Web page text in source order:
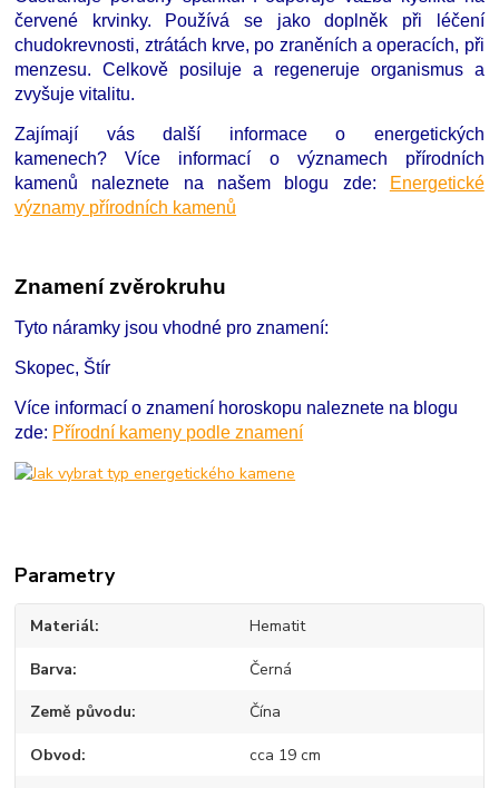
červené krvinky. Používá se jako doplněk při léčení
chudokrevnosti, ztrátách krve, po zraněních a operacích, při
menzesu. Celkově posiluje a regeneruje organismus a
zvyšuje vitalitu.
Zajímají vás další informace o energetických
kamenech?Více informací o významech přírodních
kamenů naleznete na našem blogu zde:
Energetické
významy přírodních kamenů
Znamení zvěrokruhu
Tyto náramky jsou vhodné pro znamení:
Skopec, Štír
Více informací o znamení horoskopu naleznete na blogu
zde: Přírodní kameny podle znamení
Parametry
Materiál Hematit
Barva Černá
Země původu Čína
Obvod cca 19 cm